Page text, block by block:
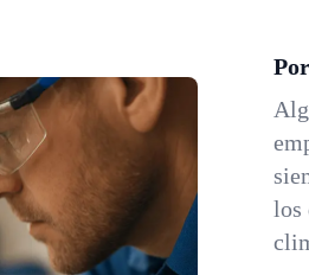
los